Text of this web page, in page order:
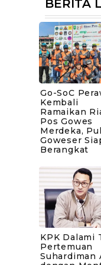
BERITA
Go-SoC
Kembali
Ramaikan
Pos Gowes
Merdeka,
Goweser
Berangkat
KPK Dalami
Pertemuan
Suhardiman